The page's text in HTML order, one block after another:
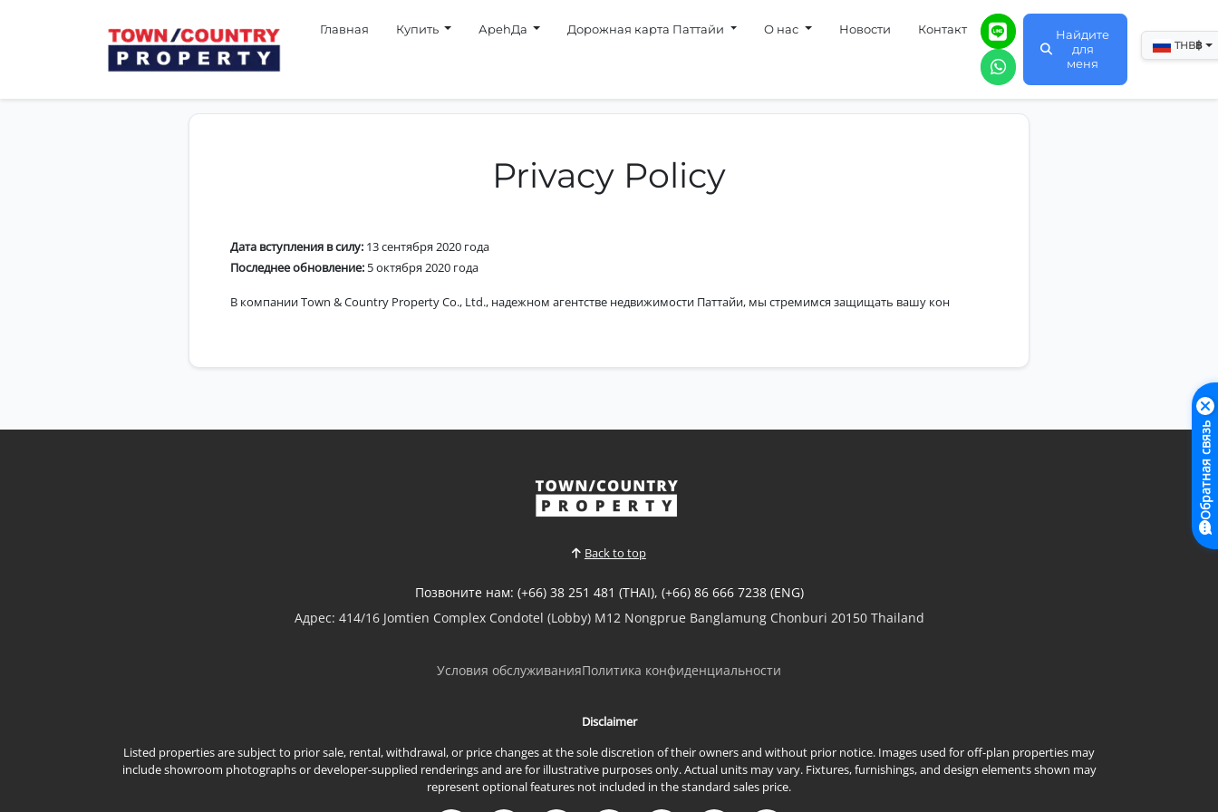
Главная Купить АpehДa Дорожная карта Паттайи О нас Новости Контакт
Найдите
для
меня
THB฿
Privacy Policy
Дата вступления в силу: 13 сентября 2020 года
Последнее обновление: 5 октября 2020 года
В компании Town & Country Property Co., Ltd., надежном агентстве недвижимости Паттайи, мы стремимся защищать вашу кон
Back to top
Позвоните нам: (+66) 38 251 481 (THAI), (+66) 86 666 7238 (ENG)
Адрес: 414/16 Jomtien Complex Condotel (Lobby) M12 Nongprue Banglamung Chonburi 20150 Thailand
Условия обслуживанияПолитика конфиденциальности
Disclaimer
Listed properties are subject to prior sale, rental, withdrawal, or price changes at the sole discretion of their owners and without prior notice. Images used for off-plan properties may
include showroom photographs or developer-supplied renderings and are for illustrative purposes only. Actual units may vary. Fixtures, furnishings, and design elements shown may
represent optional features not included in the standard sales price.
Обратная связь